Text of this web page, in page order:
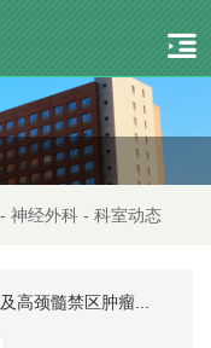
- 神经外科 - 科室动态
高颈髓禁区肿瘤...